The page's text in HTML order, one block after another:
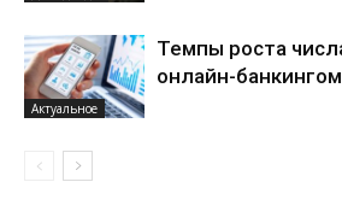
Актуальное
Темпы роста
онлайн-